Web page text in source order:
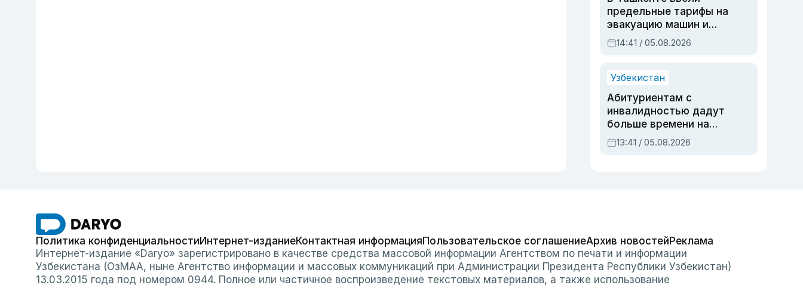
предельные тарифы на
эвакуацию машин и
штрафстоянки
14:41 / 05.08.2026
Узбекистан
Абитуриентам с
инвалидностью дадут
больше времени на
вступительных
экзаменах
13:41 / 05.08.2026
Политика конфиденциальностиИнтернет-изданиеКонтактная информацияПользовательское соглашениеАрхив новостейРеклама
Интернет-издание «Daryo» зарегистрировано в качестве средства массовой информации Агентством по печати и информации
Узбекистана (ОзМАА, ныне Агентство информации и массовых коммуникаций при Администрации Президента Республики Узбекистан)
13.03.2015 года под номером 0944. Полное или частичное воспроизведение текстовых материалов, а также использование